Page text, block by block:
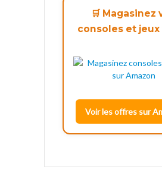
🛒 Magasinez
consoles et jeux
Voir les offres sur